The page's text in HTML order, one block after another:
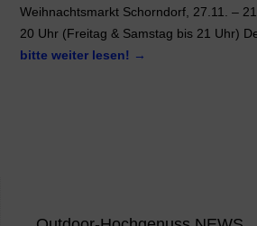
Weihnachtsmarkt Schorndorf, 27.11. –
20 Uhr (Freitag & Samstag bis 21 Uhr)
bitte weiter lesen! →